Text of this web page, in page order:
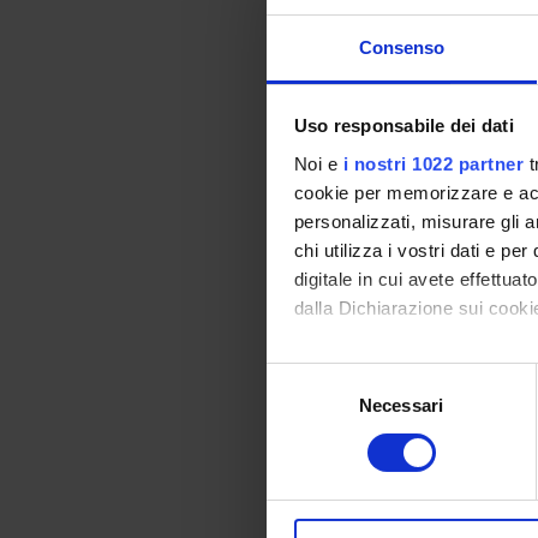
Consenso
Uso responsabile dei dati
Noi e i nostri 1022 partner
cookie per memorizzare e
personalizzati, misurare gli
chi utilizza i vostri dati e per
digitale in cui avete
dalla Dichiarazione sui
Con il tuo consenso,
raccogliere
digitali).
modificare o ritirare il tuo
Necessari
13
14
15
16
17
18